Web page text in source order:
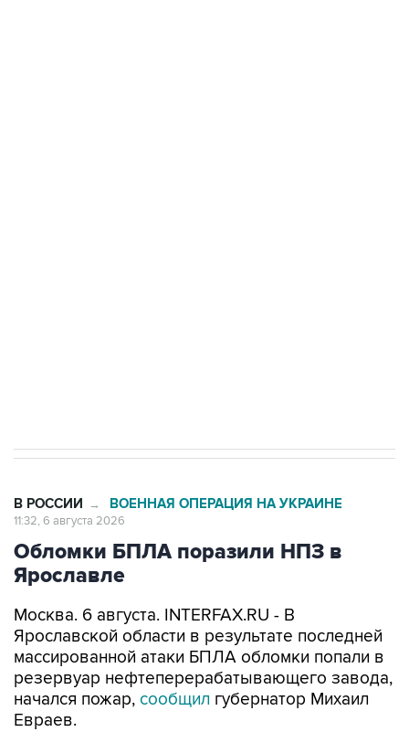
В РОССИИ → ВОЕННАЯ ОПЕРАЦИЯ НА УКРАИНЕ
11:32, 6 августа 2026
Обломки БПЛА поразили НПЗ в
Ярославле
Москва. 6 августа. INTERFAX.RU - В
Ярославской области в результате последней
массированной атаки БПЛА обломки попали в
резервуар нефтеперерабатывающего завода,
начался пожар, сообщил губернатор Михаил
Евраев.